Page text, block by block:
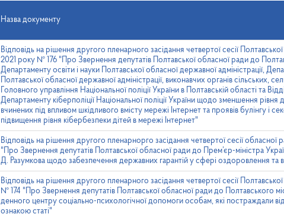
Назва документу
Відповідь на рішення другого пленарного засідання четвертої сесії
2021 року № 176 "Про Звернення депутатів Полтавської обласної ради до
Департаменту освіти і науки Полтавської обласної державної адміністрації,
Полтавської обласної державної адміністрації, виконавчих органів сільських,
Головного управління Національної поліції України в Полтавській області та
Департаменту кіберполіції Національної поліції України щодо зменшення рівня
вчинених під впливом шкідливого вмісту мережі Інтернет та проявів булінгу і
підвищення рівня кібербезпеки дітей в мережі Інтернет"
Відповідь на рішення другого пленарнорго засідання четвертої сесії
"Про Звернення депутатів Полтавської обласної ради до Прем’єр-міністра
Д. Разумкова щодо забезпечення державних гарантій у сфері оздоровлення та
Відповідь на рішення другого пленарного засідання четвертої сесії
№ 174 "Про Звернення депутатів Полтавської обласної ради до Полтавського
денного центру соціально-психологічної допомоги особам, які постраждали
ознакою статі"